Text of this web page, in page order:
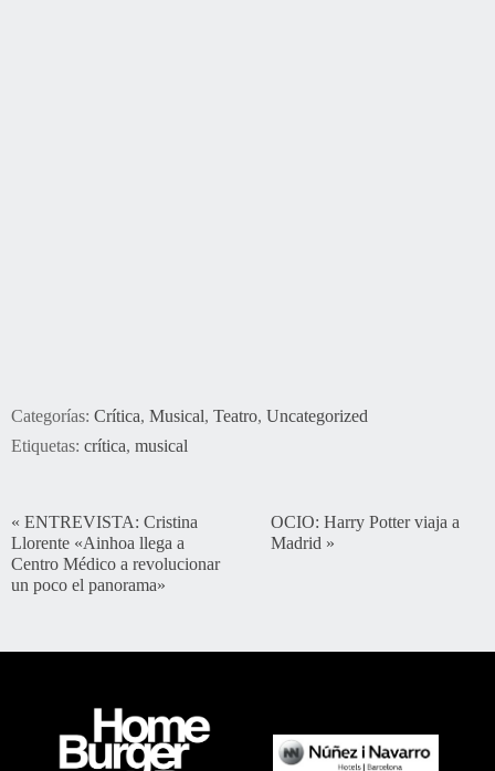
Categorías: Crítica, Musical, Teatro, Uncategorized
Etiquetas: crítica, musical
« ENTREVISTA: Cristina
Llorente «Ainhoa llega a
Centro Médico a revolucionar
un poco el panorama»
OCIO: Harry Potter viaja a
Madrid »